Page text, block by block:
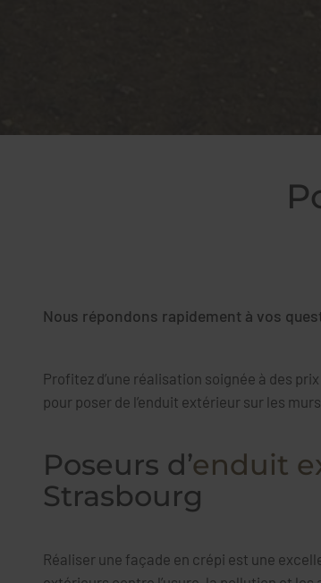
Nous répondons rapidement à vos
Profitez d’une réalisation soignée à des
pour poser de l’enduit extérieur sur les
Poseurs d’enduit
Strasbourg
Réaliser une façade en crépi est une